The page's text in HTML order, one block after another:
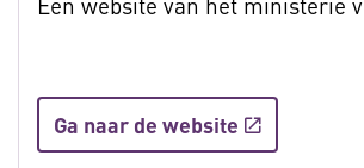
Ga naar de website